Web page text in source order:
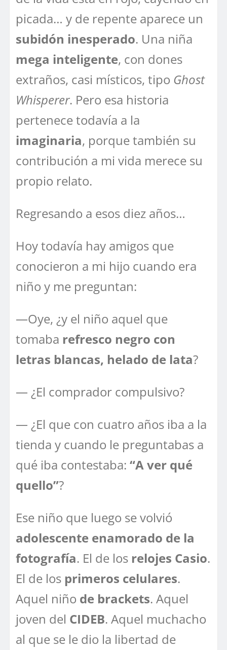
picada… y de repente aparece un
subidón inesperado. Una niña
mega inteligente, con dones
extraños, casi místicos, tipo Ghost
Whisperer. Pero esa historia
pertenece todavía a la
imaginaria, porque también su
contribución a mi vida merece su
propio relato.
Regresando a esos diez años…
Hoy todavía hay amigos que
conocieron a mi hijo cuando era
niño y me preguntan:
—Oye, ¿y el niño aquel que
tomaba refresco negro con
letras blancas, helado de lata?
— ¿El comprador compulsivo?
— ¿El que con cuatro años iba a la
tienda y cuando le preguntabas a
qué iba contestaba: “A ver qué
quello”?
Ese niño que luego se volvió
adolescente enamorado de la
fotografía. El de los relojes Casio.
El de los primeros celulares.
Aquel niño de brackets. Aquel
joven del CIDEB. Aquel muchacho
al que se le dio la libertad de